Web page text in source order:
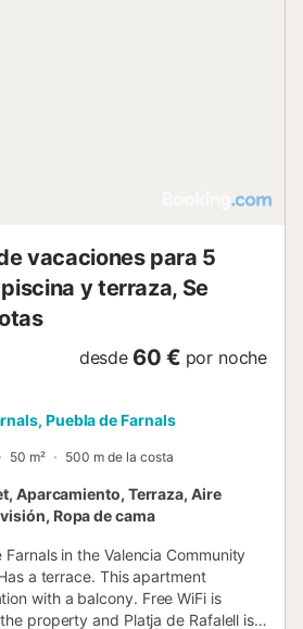
vacaciones para 5
y terraza, Se
desde 60 € por noche
Puebla de Farnals
50 m² 500 m de la costa
Aparcamiento, Terraza, Aire
Ropa de cama
in the Valencia Community
a terrace. This apartment
with a balcony. Free WiFi is
property and Platja de Rafalell is